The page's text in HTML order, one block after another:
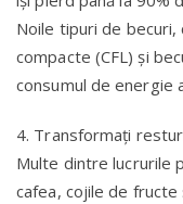
Noile tipuri de
compacte (CFL) şi
consumul de energie
4. Transformaţi
Multe dintre lucrurile
cafea, cojile de fructe